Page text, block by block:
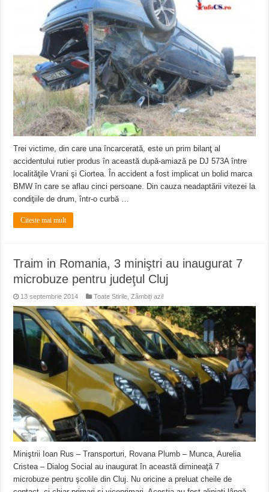
Trei victime, din care una încarcerată, este un prim bilanţ al
accidentului rutier produs în această după-amiază pe DJ 573A între
localităţile Vrani şi Ciortea. În accident a fost implicat un bolid marca
BMW în care se aflau cinci persoane. Din cauza neadaptării vitezei la
condiţiile de drum, într-o curbă …
Citeste mai mult
Traim in Romania, 3 miniştri au inaugurat 7
microbuze pentru judeţul Cluj
13 septembrie 2014 Toate Stirile,Zâmbiți azi!
Miniştrii Ioan Rus – Transporturi, Rovana Plumb – Munca, Aurelia
Cristea – Dialog Social au inaugurat în această dimineaţă 7
microbuze pentru şcolile din Cluj. Nu oricine a preluat cheile de